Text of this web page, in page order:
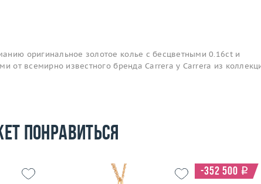
оригинальное золотое колье с бесцветными 0.16ct и
от всемирно известного бренда Carrera y Carrera из
понравиться
-352 500 i